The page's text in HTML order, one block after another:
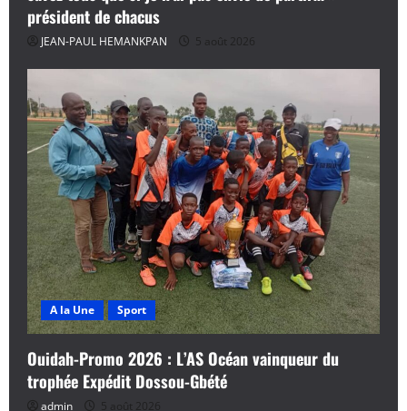
président de chacus
JEAN-PAUL HEMANKPAN 5 août 2026
A la Une Sport
Ouidah-Promo 2026 : L’AS Océan vainqueur du
trophée Expédit Dossou-Gbété
admin 5 août 2026